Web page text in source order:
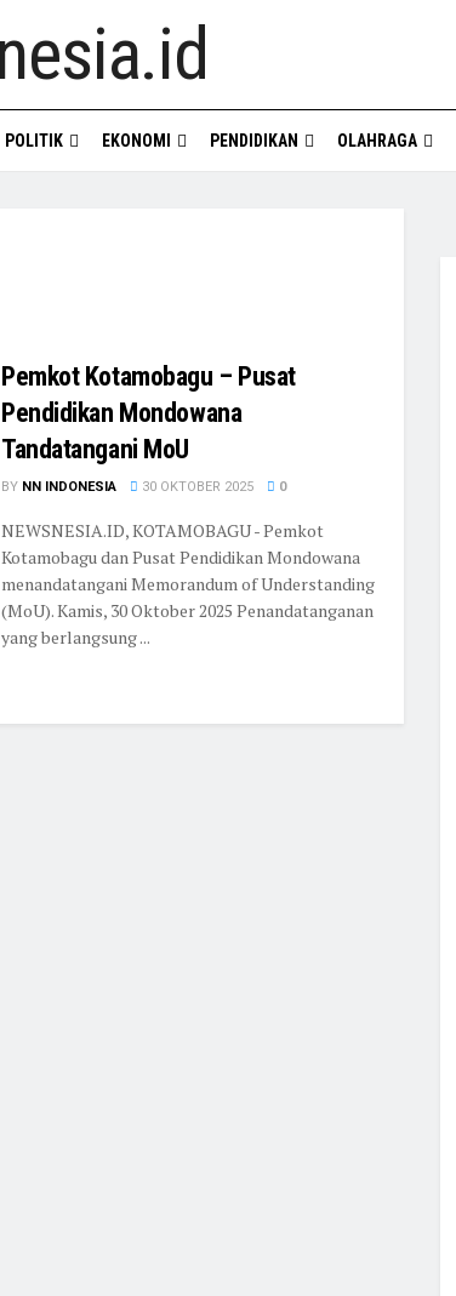
POLITIK EKONOMI PENDIDIKAN OLAHRAGA
Pemkot Kotamobagu – Pusat
Pendidikan Mondowana
Tandatangani MoU
BY NN INDONESIA 30 OKTOBER 2025 0
NEWSNESIA.ID, KOTAMOBAGU - Pemkot
Kotamobagu dan Pusat Pendidikan Mondowana
menandatangani Memorandum of Understanding
(MoU). Kamis, 30 Oktober 2025 Penandatanganan
yang berlangsung ...